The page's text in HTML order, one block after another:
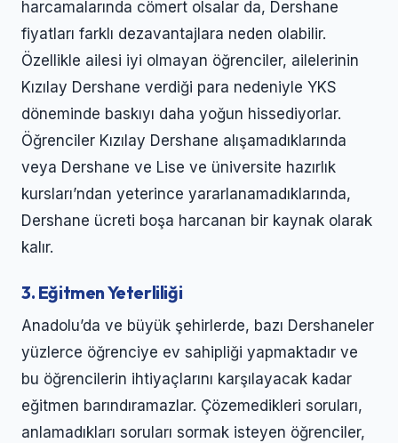
harcamalarında cömert olsalar da, Dershane
fiyatları farklı dezavantajlara neden olabilir.
Özellikle ailesi iyi olmayan öğrenciler, ailelerinin
Kızılay Dershane verdiği para nedeniyle YKS
döneminde baskıyı daha yoğun hissediyorlar.
Öğrenciler Kızılay Dershane alışamadıklarında
veya Dershane ve Lise ve üniversite hazırlık
kursları’ndan yeterince yararlanamadıklarında,
Dershane ücreti boşa harcanan bir kaynak olarak
kalır.
3. Eğitmen Yeterliliği
Anadolu’da ve büyük şehirlerde, bazı Dershaneler
yüzlerce öğrenciye ev sahipliği yapmaktadır ve
bu öğrencilerin ihtiyaçlarını karşılayacak kadar
eğitmen barındıramazlar. Çözemedikleri soruları,
anlamadıkları soruları sormak isteyen öğrenciler,